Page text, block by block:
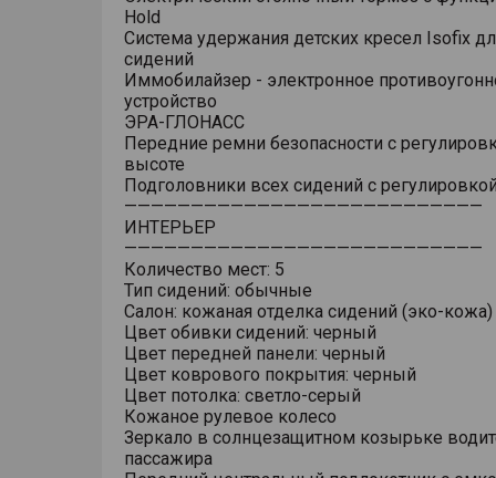
Hold
Система удержания детских кресел Isofix
сидений
Иммобилайзер - электронное
устройство
ЭРА-ГЛОНАСС
Передние ремни безопасности с
высоте
Подголовники всех сидений с
———————————————————————————
ИНТЕРЬЕР
———————————————————————————
Количество мест: 5
Тип сидений: обычные
Салон: кожаная отделка сидений (эко-кожа)
Цвет обивки сидений: черный
Цвет передней панели: черный
Цвет коврового покрытия: черный
Цвет потолка: светло-серый
Кожаное рулевое колесо
Зеркало в солнцезащитном козырьке
пассажира